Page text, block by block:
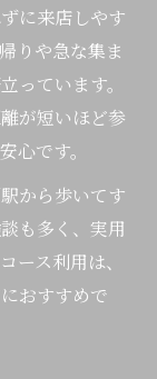
に来店しやす
りや急な集ま
っています。
が短いほど参
心です。
から歩いてす
も多く、実用
ース利用は、
おすすめで